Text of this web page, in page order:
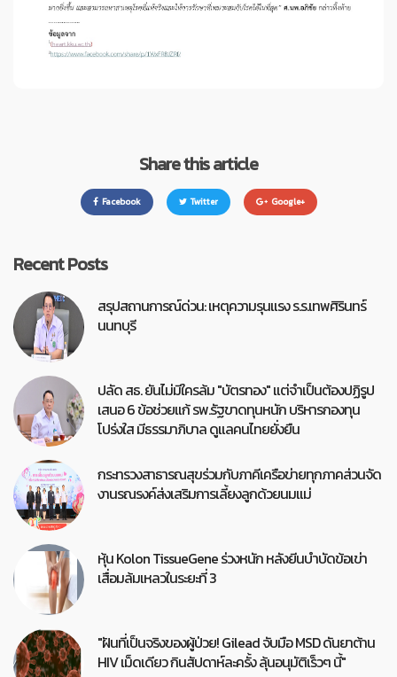
Share this article
Facebook Twitter Google+
Recent Posts
สรุปสถานการณ์ด่วน: เหตุความรุนแรง ร.ร.เทพศิรินทร์
นนทบุรี
ปลัด สธ. ยันไม่มีใครล้ม "บัตรทอง" แต่จำเป็นต้องปฏิรูป
เสนอ 6 ข้อช่วยแก้ รพ.รัฐขาดทุนหนัก บริหารกองทุน
โปร่งใส มีธรรมาภิบาล ดูแลคนไทยยั่งยืน
กระทรวงสาธารณสุขร่วมกับภาคีเครือข่ายทุกภาคส่วนจัด
งานรณรงค์ส่งเสริมการเลี้ยงลูกด้วยนมแม่
หุ้น Kolon TissueGene ร่วงหนัก หลังยีนบำบัดข้อเข่า
เสื่อมล้มเหลวในระยะที่ 3
"ฝันที่เป็นจริงของผู้ป่วย! Gilead จับมือ MSD ดันยาต้าน
HIV เม็ดเดียว กินสัปดาห์ละครั้ง ลุ้นอนุมัติเร็วๆ นี้"